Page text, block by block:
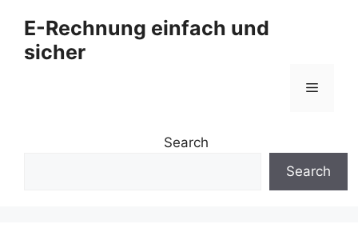
Inhalt
springen
E-Rechnung einfach und
sicher
Menü
Search
Search